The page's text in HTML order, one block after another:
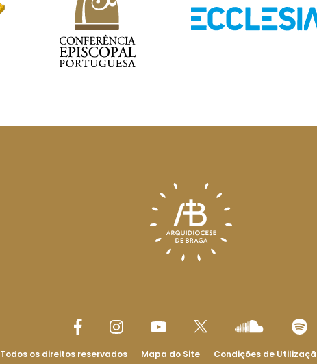
Todos os direitos reservados Mapa do Site Condições de